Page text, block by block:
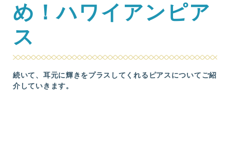
め！ハワイアンピア
ス
続いて、耳元に輝きをプラスしてくれるピアスについてご紹
介していきます。